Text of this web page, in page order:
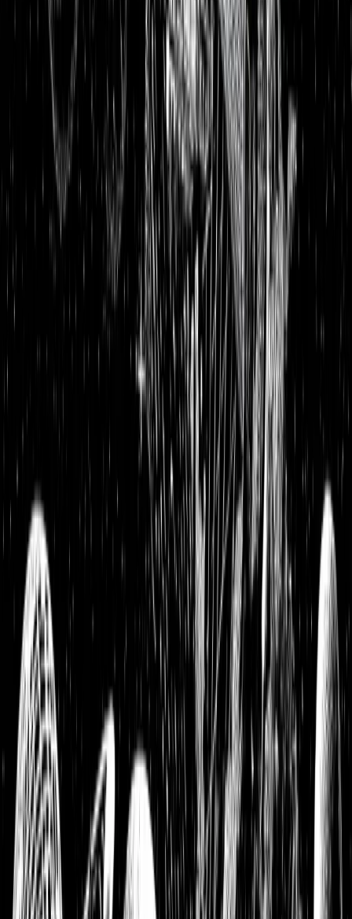
Aktienanalysen
Datagroup Aktienanalyse: Digitalisierung Deutschlands
vorantreiben—Gutes tun und Rendite machen